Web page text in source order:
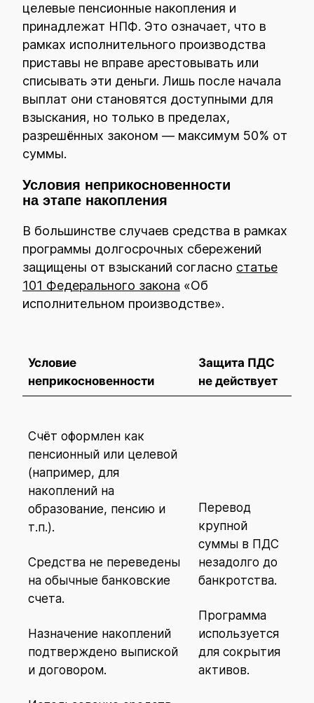
целевые пенсионные накопления и
принадлежат НПФ. Это означает, что в
рамках исполнительного производства
приставы не вправе арестовывать или
списывать эти деньги. Лишь после начала
выплат они становятся доступными для
взыскания, но только в пределах,
разрешённых законом — максимум 50% от
суммы.
Условия неприкосновенности
на этапе накопления
В большинстве случаев средства в рамках
программы долгосрочных сбережений
защищены от взысканий согласно статье
101 Федерального закона «Об
исполнительном производстве».
Условие
неприкосновенности
Защита ПДС
не действует
Счёт оформлен как
пенсионный или целевой
(например, для
накоплений на
образование, пенсию и
т.п.).
Средства не переведены
на обычные банковские
счета.
Назначение накоплений
подтверждено выпиской
и договором.
Перевод
крупной
суммы в ПДС
незадолго до
банкротства.
Программа
используется
для сокрытия
активов.